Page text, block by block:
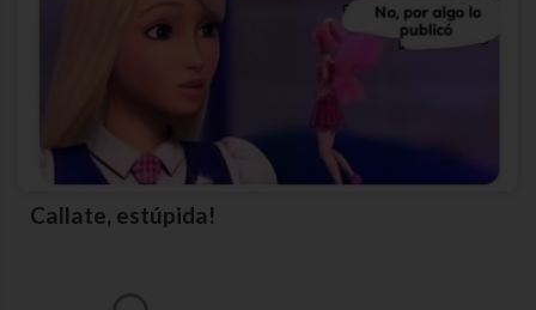
Callate, estúpida!